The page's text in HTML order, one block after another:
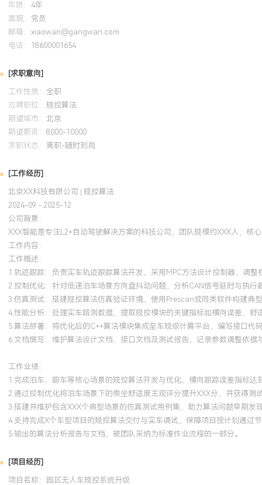
年限： 4年
面貌： 党员
邮箱： xiaowan@gangwan.com
电话：
18600001654
[求职意向]
工作性质： 全职
应聘职位： 规控算法
期望城市： 北京
期望薪资： 8000-10000
求职状态： 离职-随时到岗
[工作经历]
北京XX科技有限公司 | 规控算法
2024-09 - 2025-12
公司背景：
XXX智能是专注L2+自动驾驶解决方案的科技公司，团队规模约XXX人，
工作内容：
工作概述：
1.轨迹跟踪：负责实车轨迹跟踪算法开发，采用MPC方法设计控制器，调
2.控制优化：针对低速泊车场景方向盘抖动问题，分析CAN信号延时与执
3.仿真测试：搭建规控算法仿真验证环境，使用Prescan或同类软件构建典
4.性能分析：处理实车路测数据，提取规控模块的关键指标如横向误差、
5.算法部署：将优化后的C++算法模块集成至车规级计算平台，编写接口代
6.文档撰写：维护算法设计文档、接口文档及测试报告，记录参数调整依
工作业绩：
1.完成泊车、跟车等核心场景的规控算法开发与优化，横向跟踪误差指标达
2.通过控制优化将泊车场景下的乘坐舒适度主观评分提升XXX分，并获得测
3.搭建并维护包含XXX个典型场景的仿真测试用例集，助力算法问题早期发
4.支持完成X个车型项目的规控算法交付与实车调试，保障项目按计划通过
5.输出的算法分析报告与文档，被团队采纳为标准作业流程的一部分。
[项目经历]
项目名称：园区无人车规控系统升级